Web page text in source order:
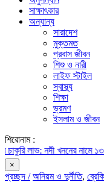
সাক্ষাৎকার
অন্যান্য
সারাদেশ
মুক্তমত
প্রবাস জীবন
শিশু ও নারী
লাইফ স্টাইল
স্বাস্থ্য
শিক্ষা
ভ্রমণ
ইসলাম ও জীবন
শিরোনাম :
লাভ: নদী খননের নামে ১৩৪
×
প্রচ্ছদ / অনিয়ম ও দুর্নীতি,